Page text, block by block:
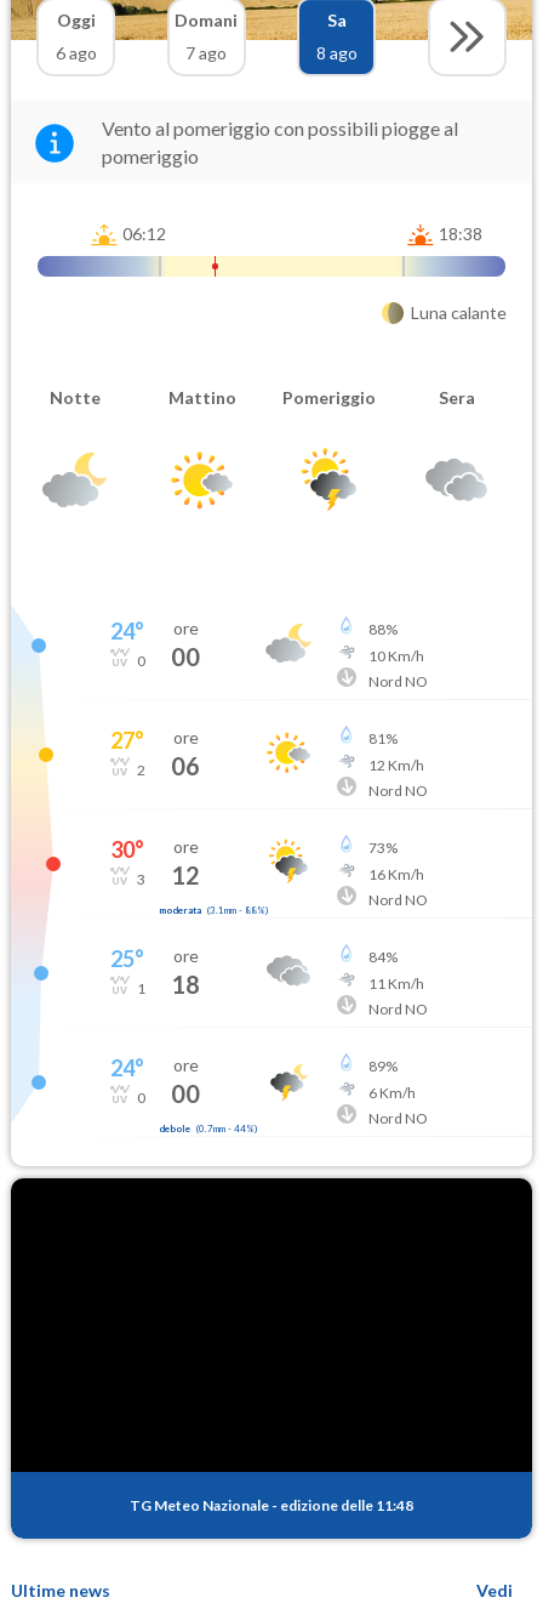
Oggi
6 ago
Domani
7 ago
Sa
8 ago
Vento al pomeriggio con possibili piogge al
pomeriggio
06:12 18:38
Luna calante
Notte Mattino Pomeriggio Sera
24°
0
ore
00
88%
10Km/h
Nord NO
27°
2
ore
06
81%
12 Km/h
Nord NO
30°
3
ore
12
moderata (3.1mm- 88%)
73%
16Km/h
Nord NO
25°
1
ore
18
84%
11 Km/h
Nord NO
24°
0
ore
00
debole (0.7mm- 44%)
89%
6Km/h
Nord NO
TG Meteo Nazionale - edizione delle 11:48
Ultime news
Vedi